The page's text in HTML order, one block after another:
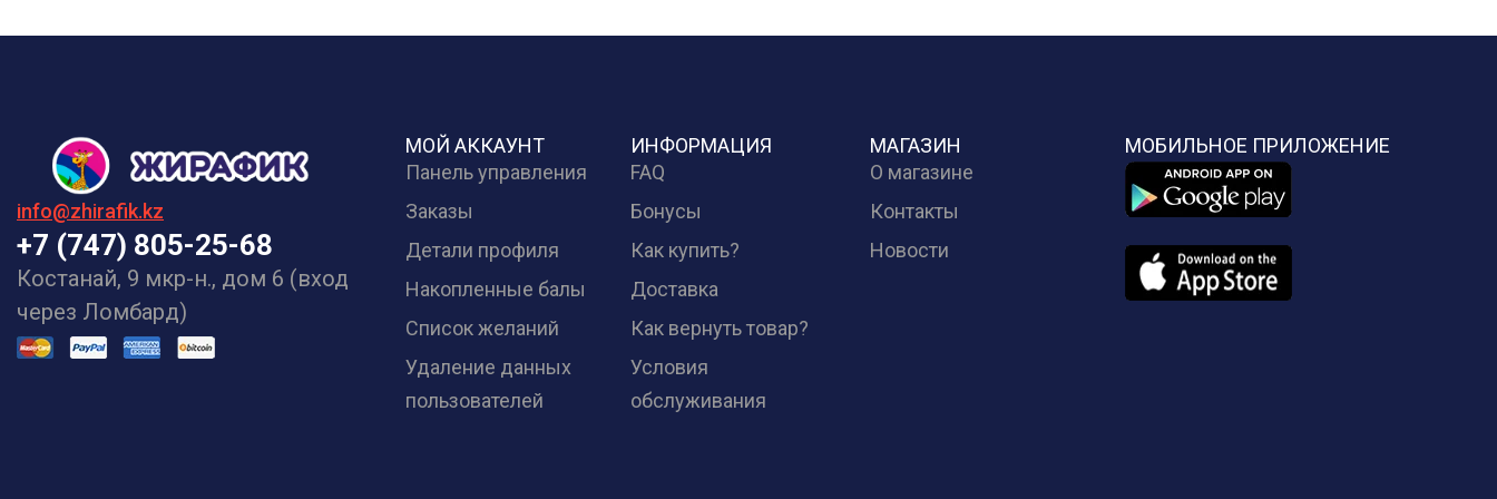
info@zhirafik.kz
+7 (747) 805-25-68
Костанай, 9 мкр-н., дом 6 (вход
через Ломбард)
МОЙ АККАУНТ
Панель управления
Заказы
Детали профиля
Накопленные балы
Список желаний
Удаление данных
пользователей
ИНФОРМАЦИЯ
FAQ
Бонусы
Как купить?
Доставка
Как вернуть товар?
Условия
обслуживания
МАГАЗИН
О магазине
Контакты
Новости
МОБИЛЬНОЕ ПРИЛОЖЕНИЕ